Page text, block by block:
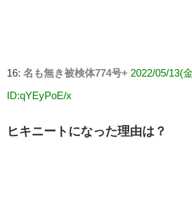
16: 名も無き被検体774号+ 2022/05/13(
ID:qYEyPoE/x
ヒキニートになった理由は？